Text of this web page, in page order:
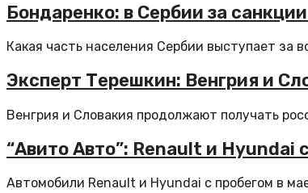
Бондаренко: в Сербии за
Какая часть населения Сербии выступает за
Эксперт Терешкин: Венгрия и
Венгрия и Словакия продолжают получать
“Авито Авто”: Renault и Hyundai
Автомобили Renault и Hyundai с пробегом в